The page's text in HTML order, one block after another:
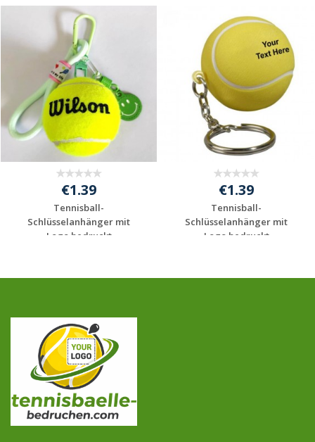
€1.39
Tennisball-
Schlüsselanhänger mit
Logo bedruckt
€1.39
Tennisball-
Schlüsselanhänger mit
Logo bedruckt